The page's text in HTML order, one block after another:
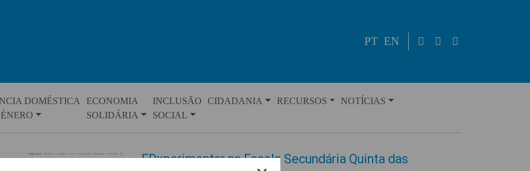
PT EN
DOMÉSTICA
ECONOMIA
SOLIDÁRIA
INCLUSÃO
SOCIAL
CIDADANIA RECURSOS NOTÍCIAS
EDxperimentar na Escola Secundária Quinta das